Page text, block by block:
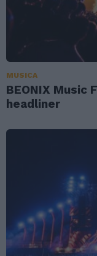
MUSICA
BEONIX Music
headliner